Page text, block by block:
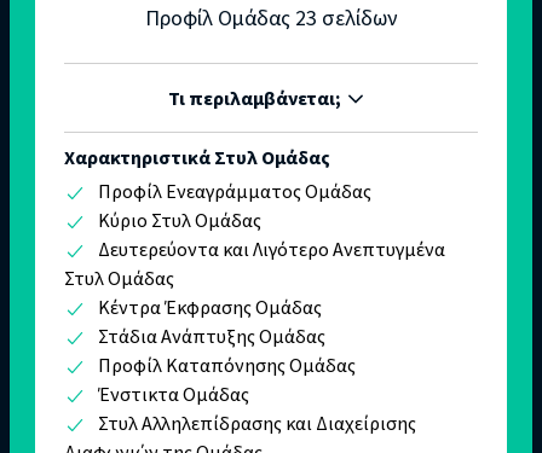
Προφίλ Ομάδας 23 σελίδων
Τι περιλαμβάνεται;
Χαρακτηριστικά Στυλ Ομάδας
Προφίλ Ενεαγράμματος Ομάδας
Κύριο Στυλ Ομάδας
Δευτερεύοντα και Λιγότερο Ανεπτυγμένα
Στυλ Ομάδας
Κέντρα Έκφρασης Ομάδας
Στάδια Ανάπτυξης Ομάδας
Προφίλ Καταπόνησης Ομάδας
Ένστικτα Ομάδας
Στυλ Αλληλεπίδρασης και Διαχείρισης